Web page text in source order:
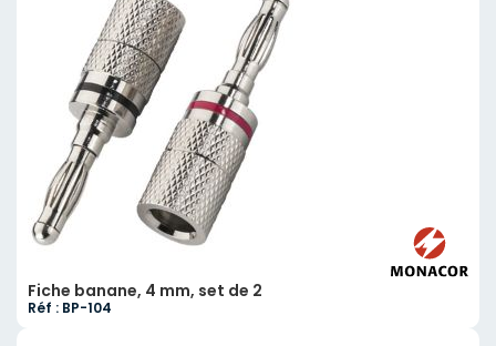
Fiche banane, 4 mm, set de 2
Réf : BP-104